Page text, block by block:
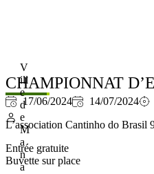
V
ill
e
d
e
M
a
n
a
CHAMPIONNAT
17/06/2024 14/07/2024
L’association Cantinho do Brasil
Entrée gratuite
Buvette sur place